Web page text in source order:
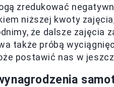
zredukować
niższej kwoty
że dalsze zajęcia
także próbą
postawić nas w